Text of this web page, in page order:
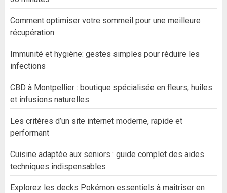
Comment optimiser votre sommeil pour une meilleure
récupération
Immunité et hygiène: gestes simples pour réduire les
infections
CBD à Montpellier : boutique spécialisée en fleurs, huiles
et infusions naturelles
Les critères d’un site internet moderne, rapide et
performant
Cuisine adaptée aux seniors : guide complet des aides
techniques indispensables
Explorez les decks Pokémon essentiels à maîtriser en